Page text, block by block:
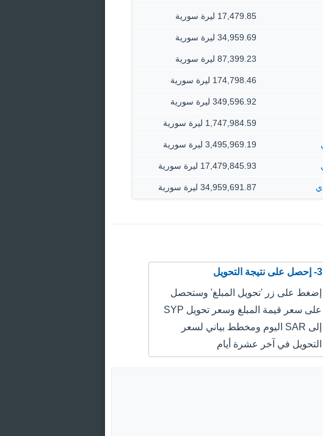
17,479.85 ليرة سورية
34,959.69 ليرة سورية
87,399.23 ليرة سورية
174,798.46 ليرة سورية
349,596.92 ليرة سورية
1,747,984.59 ليرة سورية
3,495,969.19 ليرة سورية
17,479,845.93 ليرة سورية
34,959,691.87 ليرة سورية
3- إحصل على نتيجة التحويل
إضغط على زر 'تحويل المبلغ' وستحصل
على سعر قيمة المبلغ وسعر تحويل SYP
إلى SAR اليوم ومخطط بياني لسعر
التحويل في آخر عشرة أيام